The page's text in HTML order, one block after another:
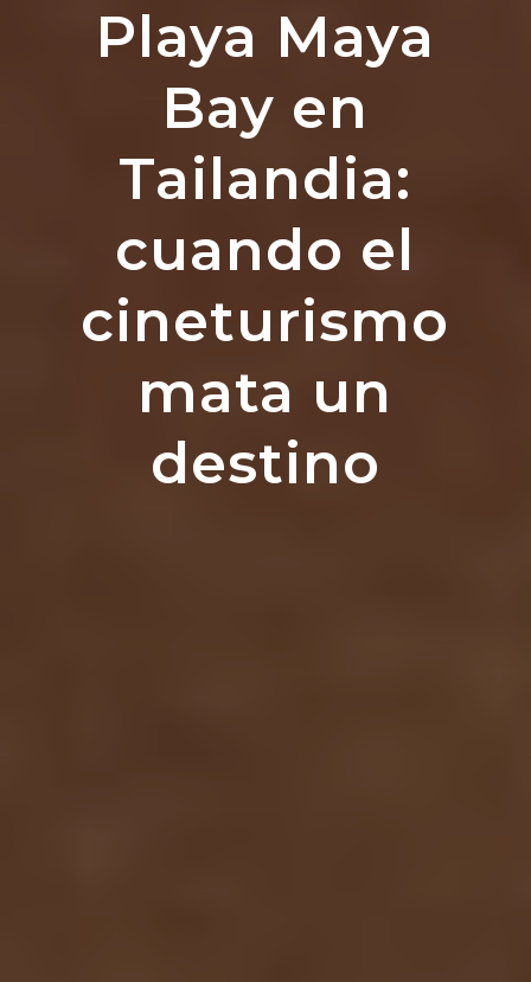
Playa Maya
Bay en
Tailandia:
cuando el
cineturismo
mata un
destino